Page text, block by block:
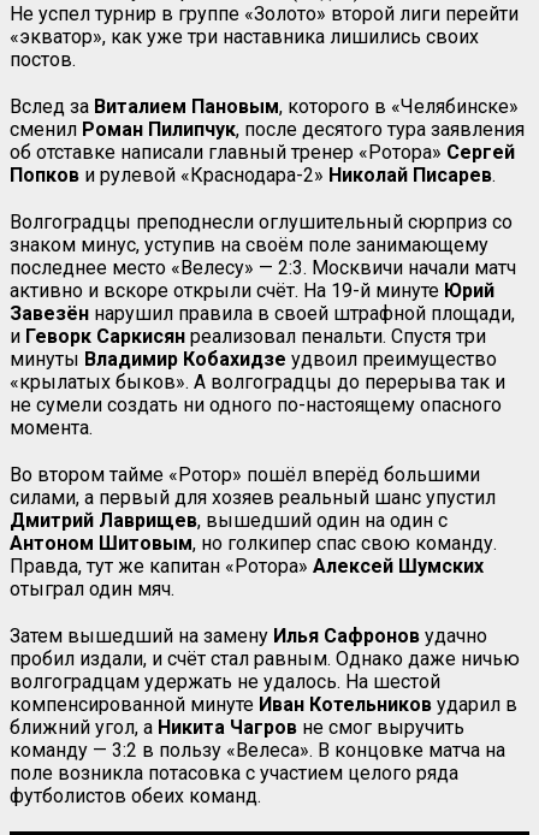
Не успел турнир в группе «Золото» второй лиги перейти
«экватор», как уже три наставника лишились своих
постов.
Вслед за Виталием Пановым, которого в «Челябинске»
сменил Роман Пилипчук, после десятого тура заявления
об отставке написали главный тренер «Ротора» Сергей
Попков и рулевой «Краснодара-2» Николай Писарев.
Волгоградцы преподнесли оглушительный сюрприз со
знаком минус, уступив на своём поле занимающему
последнее место «Велесу» — 2:3. Москвичи начали матч
активно и вскоре открыли счёт. На 19-й минуте Юрий
Завезён нарушил правила в своей штрафной площади,
и Геворк Саркисян реализовал пенальти. Спустя три
минуты Владимир Кобахидзе удвоил преимущество
«крылатых быков». А волгоградцы до перерыва так и
не сумели создать ни одного по-настоящему опасного
момента.
Во втором тайме «Ротор» пошёл вперёд большими
силами, а первый для хозяев реальный шанс упустил
Дмитрий Лаврищев, вышедший один на один с
Антоном Шитовым, но голкипер спас свою команду.
Правда, тут же капитан «Ротора» Алексей Шумских
отыграл один мяч.
Затем вышедший на замену Илья Сафронов удачно
пробил издали, и счёт стал равным. Однако даже ничью
волгоградцам удержать не удалось. На шестой
компенсированной минуте Иван Котельников ударил в
ближний угол, а Никита Чагров не смог выручить
команду — 3:2 в пользу «Велеса». В концовке матча на
поле возникла потасовка с участием целого ряда
футболистов обеих команд.